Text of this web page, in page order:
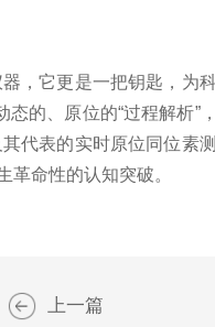
它更是一把钥匙，为
的、原位的“过程解析
代表的实时原位同位
革命性的认知突破。
上一篇